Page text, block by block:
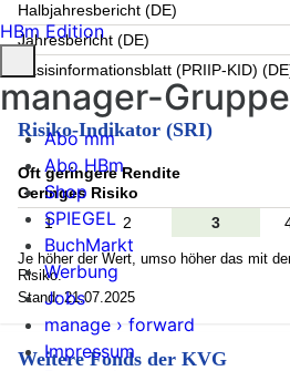
Halbjahresbericht (DE)
Jahresbericht (DE)
Basisinformationsblatt (PRIIP-KID)
Risiko-Indikator (SRI)
Oft geringere Rendite
Geringes Risiko
1
2 3
Je höher der Wert, umso höher das mit
Risiko.
Stand: 21.07.2025
Weitere Fonds der KVG
HBm Edition
manager-Gruppe
Abo mm
Abo HBm
Shop
SPIEGEL
BuchMarkt
Werbung
Jobs
manage › forward
Impressum